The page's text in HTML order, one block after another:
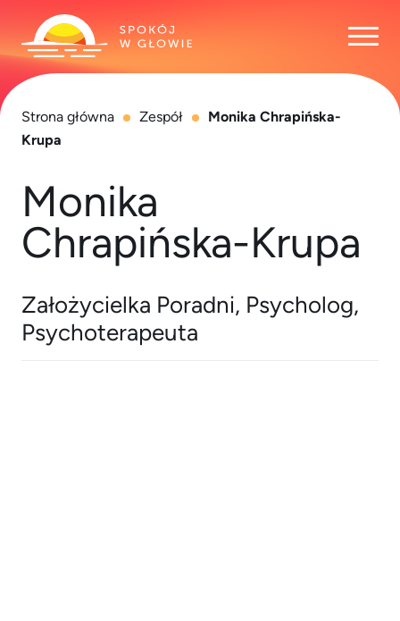
Strona główna Zespół
Monika Chrapińska-
Krupa
Monika
Chrapińska-Krupa
Założycielka Poradni, Psycholog,
Psychoterapeuta